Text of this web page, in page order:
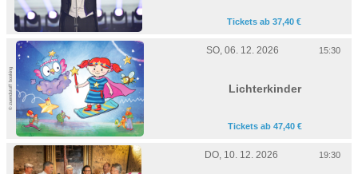
Tickets ab 37,40 €
© zuendstoff booking
SO, 06. 12. 2026 15:30
Lichterkinder
Tickets ab 47,40 €
DO, 10. 12. 2026 19:30